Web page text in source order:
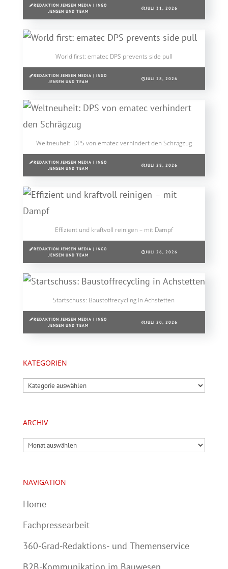
REDAKTION JENSEN MEDIA | INGO
JENSEN UND TEAM
JULI 31, 2026
World first: ematec DPS prevents side pull
REDAKTION JENSEN MEDIA | INGO
JENSEN UND TEAM
JULI 28, 2026
Weltneuheit: DPS von ematec verhindert den Schrägzug
REDAKTION JENSEN MEDIA | INGO
JENSEN UND TEAM
JULI 28, 2026
Effizient und kraftvoll reinigen – mit Dampf
REDAKTION JENSEN MEDIA | INGO
JENSEN UND TEAM
JULI 26, 2026
Startschuss: Baustoffrecycling in Achstetten
REDAKTION JENSEN MEDIA | INGO
JENSEN UND TEAM
JULI 20, 2026
KATEGORIEN
Kategorien
ARCHIV
Archiv
NAVIGATION
Home
Fachpressearbeit
360-Grad-Redaktions- und Themenservice